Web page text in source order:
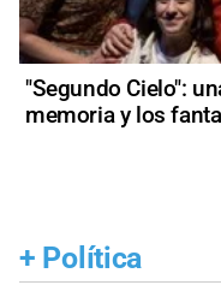
"Segundo Cielo":
memoria y los
+ Política